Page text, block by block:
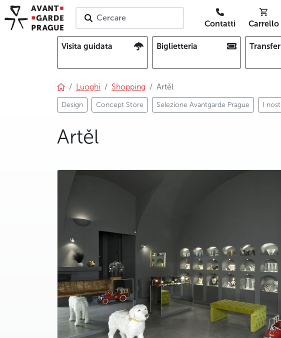
Cercare
Contatti Carrello
Visita guidata Biglietteria
Luoghi Shopping Artěl
Design Concept Store Selezione Avantgarde Prague I
Artěl
photo 5
photo 6
photo 7
photo 8